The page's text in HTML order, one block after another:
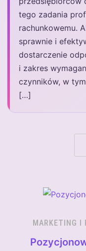
tego zadania
rachunkowemu.
sprawnie i
dostarczenie
i zakres
czynników, w
[…]
MARKETING I